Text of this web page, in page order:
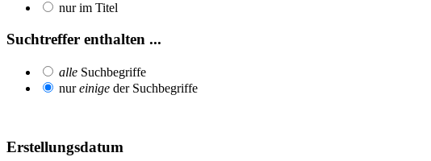
nur im Titel
Suchtreffer enthalten ...
alle Suchbegriffe
nureinige der Suchbegriffe
Erstellungsdatum